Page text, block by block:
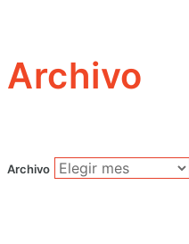
Archivo
Archivo